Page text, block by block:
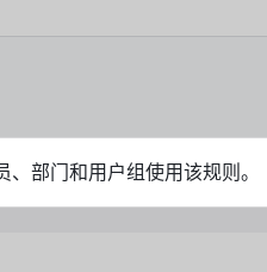
部门和用户组使用该规则。